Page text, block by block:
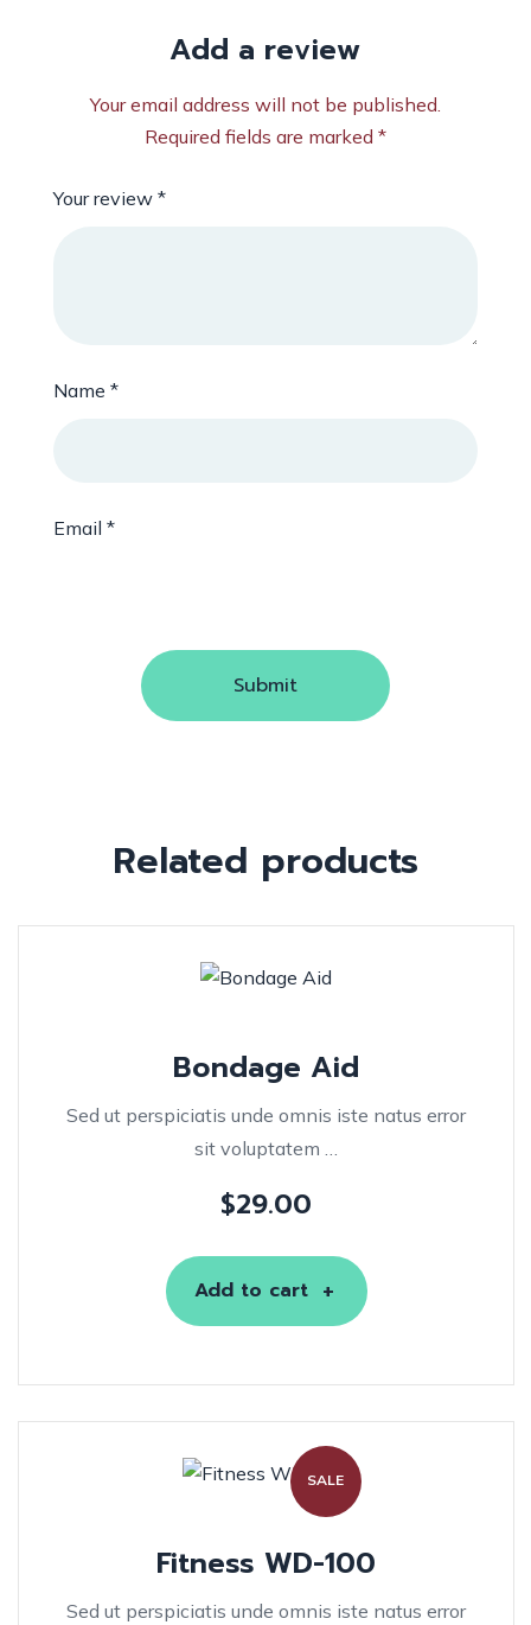
Add a review
Your email address will not be published.
Required fields are marked *
Your review *
Name *
Email *
Related products
Bondage Aid
Sed ut perspiciatis unde omnis iste natus error
sit voluptatem …
$29.00
Add to cart
SALE
Fitness WD-100
Sed ut perspiciatis unde omnis iste natus error